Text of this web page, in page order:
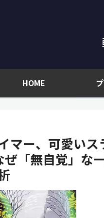
HOME
マー、可愛い
「無自覚」な